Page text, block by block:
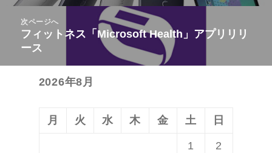
投
稿:
次ページへ
次
投
フィットネス「Microsoft Health」アプリリリ
ース
2026年8月
月 火 水 木 金 土 日
1 2